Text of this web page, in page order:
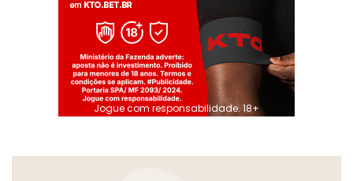
Jogue com responsabilidade. 18+